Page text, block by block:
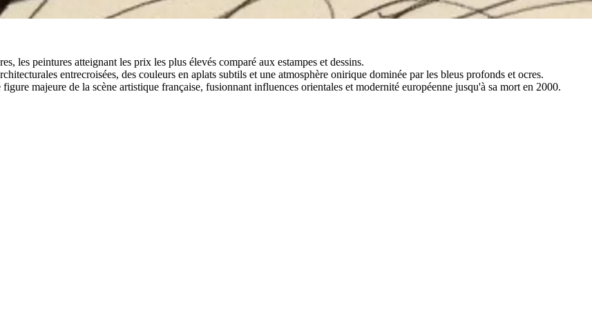
les peintures atteignant les prix les plus élevés comparé aux estampes et dessins.
entrecroisées, des couleurs en aplats subtils et une atmosphère onirique dominée par les bleus profonds et ocres.
majeure de la scène artistique française, fusionnant influences orientales et modernité européenne jusqu'à sa mort en 2000.